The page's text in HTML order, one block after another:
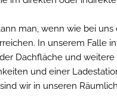
man, wenn wie bei
In unserem Falle
Dachfläche und
und einer
wir in unseren